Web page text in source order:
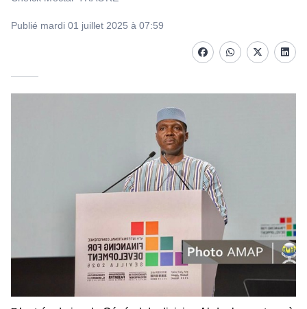
Publié mardi 01 juillet 2025 à 07:59
FacebookwhatsappTwitter